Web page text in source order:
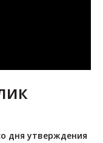
дня утверждения